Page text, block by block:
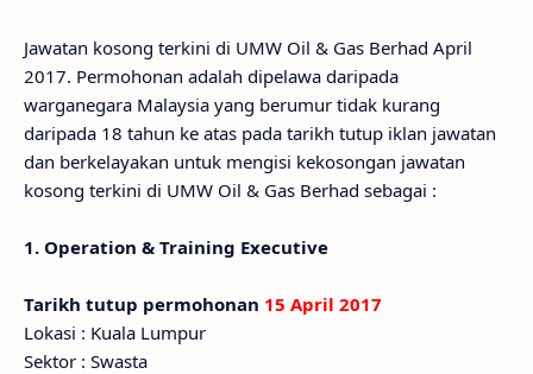
Jawatan kosong terkini di UMW Oil & Gas Berhad April
2017. Permohonan adalah dipelawa daripada
warganegara Malaysia yang berumur tidak kurang
daripada 18 tahun ke atas pada tarikh tutup iklan jawatan
dan berkelayakan untuk mengisi kekosongan jawatan
kosong terkini di UMW Oil & Gas Berhad sebagai :
1. Operation & Training Executive
Tarikh tutup permohonan 15 April 2017
Lokasi : Kuala Lumpur
Sektor : Swasta